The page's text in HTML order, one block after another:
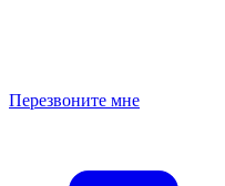
Перезвоните мне